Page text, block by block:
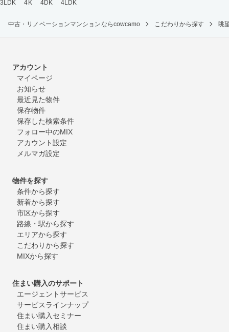
3LDK
4K 4DK 4LDK
中古・リノベーションマンションならcowcamo こだわりから探す 眺
アカウント
マイページ
お知らせ
最近見た物件
保存物件
保存した検索条件
フォロー中のMIX
アカウント設定
メルマガ設定
物件を探す
条件から探す
新着から探す
市区から探す
路線・駅から探す
エリアから探す
こだわりから探す
MIXから探す
住まい購入のサポート
エージェントサービス
サービスラインナップ
住まい購入セミナー
住まい購入相談